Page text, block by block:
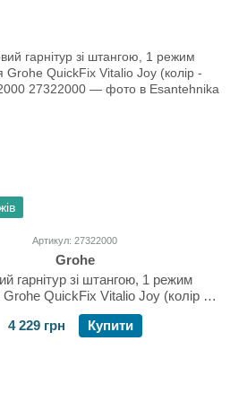
Артикул: 27322000
Grohe
гарнітур зі штангою, 1 режим
QuickFix Vitalio Joy (колір -
хром) 27322000
4 229 грн
Купити